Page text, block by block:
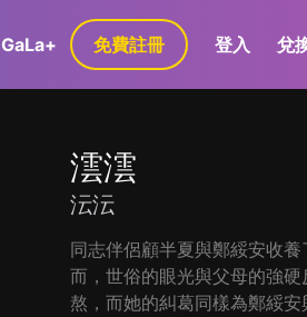
GaLa+ 免費註冊 登入 兌
澐澐
沄沄
同志伴侶顧半夏與鄭綏安收
而，世俗的眼光與父母的強
熬，而她的糾葛同樣為鄭綏